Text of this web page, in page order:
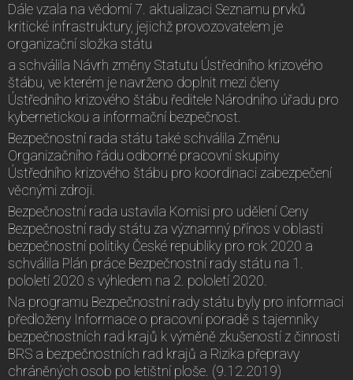
Dále vzala na vědomí 7. aktualizaci Seznamu prvků
kritické infrastruktury, jejichž provozovatelem je
organizační složka státu
a schválila Návrh změny Statutu Ústředního krizového
štábu, ve kterém je navrženo doplnit mezi členy
Ústředního krizového štábu ředitele Národního úřadu pro
kybernetickou a informační bezpečnost.
Bezpečnostní rada státu také schválila Změnu
Organizačního řádu odborné pracovní skupiny
Ústředního krizového štábu pro koordinaci zabezpečení
věcnými zdroji.
Bezpečnostní rada ustavila Komisi pro udělení Ceny
Bezpečnostní rady státu za významný přínos v oblasti
bezpečnostní politiky České republiky pro rok 2020 a
schválila Plán práce Bezpečnostní rady státu na 1.
pololetí 2020 s výhledem na 2. pololetí 2020.
Na programu Bezpečnostní rady státu byly pro informaci
předloženy Informace o pracovní poradě s tajemníky
bezpečnostních rad krajů k výměně zkušeností z činnosti
BRS a bezpečnostních rad krajů a Rizika přepravy
chráněných osob po letištní ploše. (9.12.2019)